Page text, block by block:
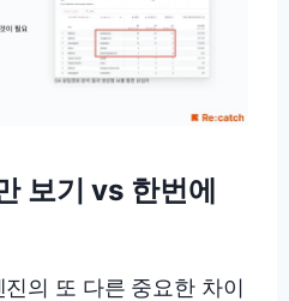
보기 vs 한번에
의 또 다른 중요한 차이